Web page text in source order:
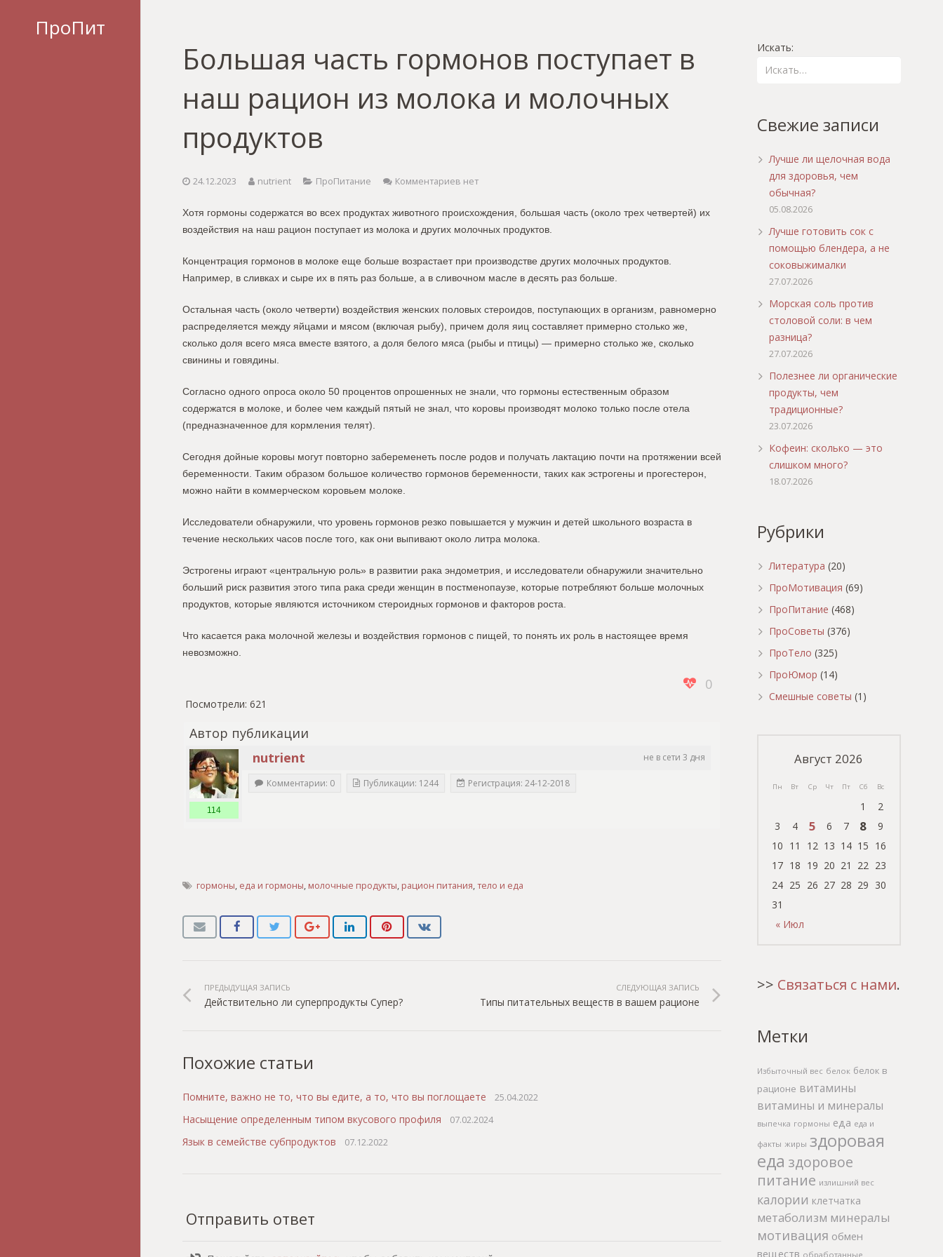
ПроПит
Большая часть гормонов поступает в
наш рацион из молока и молочных
продуктов
24.12.2023 nutrient ПроПитание Комментариев нет
Хотя гормоны содержатся во всех продуктах животного происхождения, большая часть (около трех четвертей) их
воздействия на наш рацион поступает из молока и других молочных продуктов.
Концентрация гормонов в молоке еще больше возрастает при производстве других молочных продуктов.
Например, в сливках и сыре их в пять раз больше, а в сливочном масле в десять раз больше.
Остальная часть (около четверти) воздействия женских половых стероидов, поступающих в организм, равномерно
распределяется между яйцами и мясом (включая рыбу), причем доля яиц составляет примерно столько же,
сколько доля всего мяса вместе взятого, а доля белого мяса (рыбы и птицы) — примерно столько же, сколько
свинины и говядины.
Согласно одного опроса около 50 процентов опрошенных не знали, что гормоны естественным образом
содержатся в молоке, и более чем каждый пятый не знал, что коровы производят молоко только после отела
(предназначенное для кормления телят).
Сегодня дойные коровы могут повторно забеременеть после родов и получать лактацию почти на протяжении всей
беременности. Таким образом большое количество гормонов беременности, таких как эстрогены и прогестерон,
можно найти в коммерческом коровьем молоке.
Исследователи обнаружили, что уровень гормонов резко повышается у мужчин и детей школьного возраста в
течение нескольких часов после того, как они выпивают около литра молока.
Эстрогены играют «центральную роль» в развитии рака эндометрия, и исследователи обнаружили значительно
больший риск развития этого типа рака среди женщин в постменопаузе, которые потребляют больше молочных
продуктов, которые являются источником стероидных гормонов и факторов роста.
Что касается рака молочной железы и воздействия гормонов с пищей, то понять их роль в настоящее время
невозможно.
0
Посмотрели: 621
Автор публикации
не в сети 3 дня
nutrient
114
Комментарии: 0 Публикации: 1244 Регистрация: 24-12-2018
гормоны, еда и гормоны, молочные продукты, рацион питания,тело и еда
ПРЕДЫДУЩАЯ ЗАПИСЬ
Действительно ли суперпродукты Супер?
СЛЕДУЮЩАЯ ЗАПИСЬ
Типы питательных веществ в вашем рационе
Похожие статьи
Помните, важно не то, что вы едите, а то, что вы поглощаете 25.04.2022
Насыщение определенным типом вкусового профиля 07.02.2024
Язык в семействе субпродуктов 07.12.2022
Отправить ответ
Искать:
Свежие записи
Лучше ли щелочная вода
для здоровья, чем
обычная?
05.08.2026
Лучше готовить сок с
помощью блендера, а не
соковыжималки
27.07.2026
Морская соль против
столовой соли: в чем
разница?
27.07.2026
Полезнее ли органические
продукты, чем
традиционные?
23.07.2026
Кофеин: сколько — это
слишком много?
18.07.2026
Рубрики
Литература (20)
ПроМотивация (69)
ПроПитание (468)
ПроСоветы (376)
ПроТело (325)
ПроЮмор (14)
Смешные советы (1)
Август 2026
Пн Вт Ср Чт Пт Сб Вс
« Июл
1
2
3
4 5 6 7 8
9
10 11 12 13 14 15 16
17 18 19 20 21 22 23
24 25 26 27 28 29 30
31
>> Связаться с нами.
Метки
Избыточный вес белок белок в
рационе витамины
витамины и минералы
выпечка гормоны еда еда и
факты жиры здоровая
еда здоровое
питание излишний вес
калории клетчатка
метаболизм минералы
мотивация обмен
веществ обработанные